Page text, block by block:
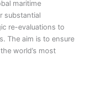
maritime
substantial
re-evaluations to
The aim is to ensure
world’s most